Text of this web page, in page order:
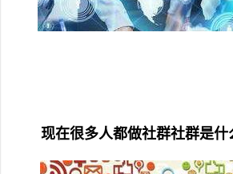
现在很多人都做社群社群是什